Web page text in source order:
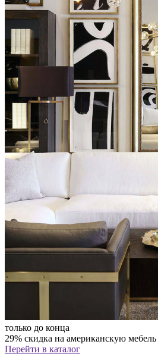
только до конца
29% скидка на американскую мебель
Перейти в каталог